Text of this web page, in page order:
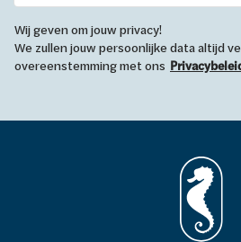
Wij geven om jouw privacy!
We zullen jouw persoonlijke data altijd
overeenstemming met ons